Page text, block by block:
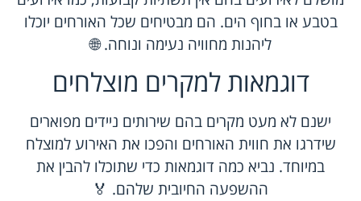
בטבע או בחוף הים. הם מבטיחים שכל האורחים יוכלו
ליהנות מחוויה נעימה ונוחה. 🌐
דוגמאות למקרים מוצלחים
ישנם לא מעט מקרים בהם שירותים ניידים מפוארים
שידרגו את חווית האורחים והפכו את האירוע למוצלח
במיוחד. נביא כמה דוגמאות כדי שתוכלו להבין את
ההשפעה החיובית שלהם. 🏅